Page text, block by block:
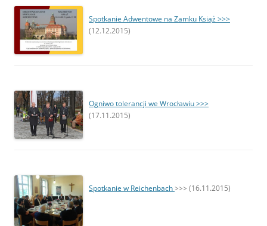
Spotkanie Adwentowe na Zamku Książ >>>
(12.12.2015)
Ogniwo tolerancji we Wrocławiu >>>
(17.11.2015)
Spotkanie w Reichenbach>>> (16.11.2015)